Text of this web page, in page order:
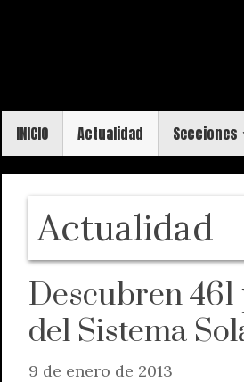
contenido
INICIO Actualidad Secciones
Actualidad
Descubren
del Sistema
9 de enero de 2013